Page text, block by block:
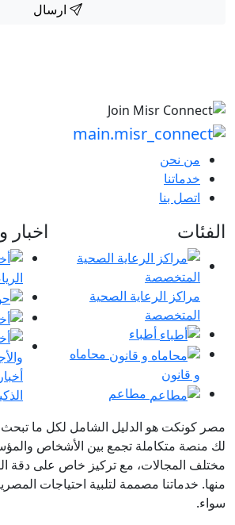
ارسال
من نحن
خدماتنا
اتصل بنا
الفئات
مراكز الرعاية الصحية
المتخصصة
أطباء
محاماه
و قانون
مطاعم
اخبار
مصر كونكت هو الدليل الشامل لكل ما
لك منصة متكاملة تجمع بين الأشخاص
مختلف المجالات، مع تركيز خاص على دقة
منها. خدماتنا مصممة لتلبية احتياجات
سواء.